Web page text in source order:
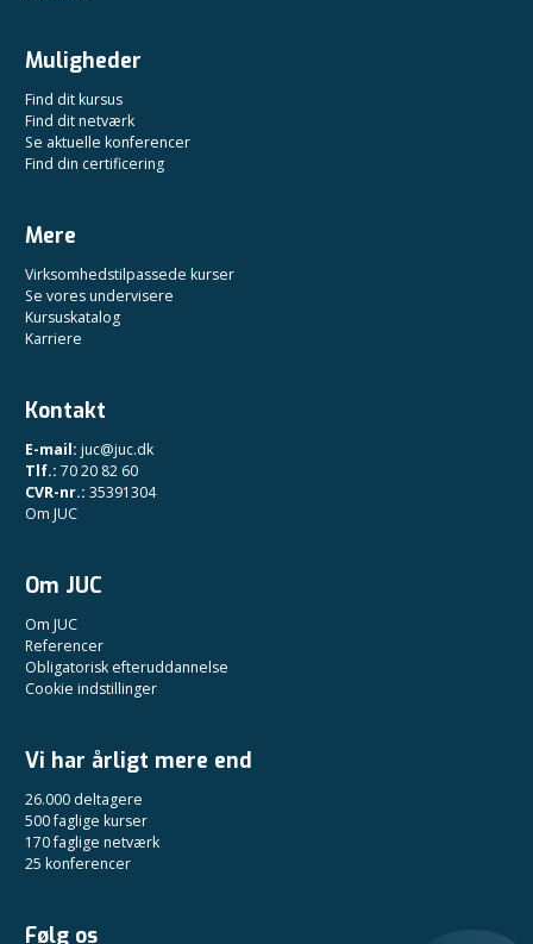
Muligheder
Find dit kursus
Find dit netværk
Se aktuelle konferencer
Find din certificering
Mere
Virksomhedstilpassede kurser
Se vores undervisere
Kursuskatalog
Karriere
Kontakt
E-mail: juc@juc.dk
Tlf.: 70 20 82 60
CVR-nr.: 35391304
Om JUC
Om JUC
Om JUC
Referencer
Obligatorisk efteruddannelse
Cookie indstillinger
Vi har årligt mere end
26.000 deltagere
500 faglige kurser
170 faglige netværk
25 konferencer
Følg os